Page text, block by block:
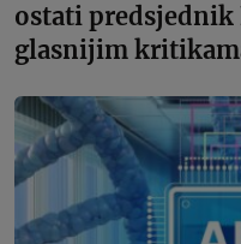
ostati predsjednik
glasnijim